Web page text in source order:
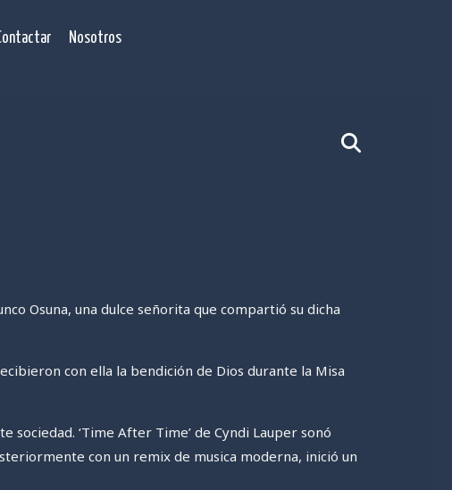
Nosotros
Osuna, una dulce señorita que compartió su dicha
con ella la bendición de Dios durante la Misa
sociedad. ‘Time After Time’ de Cyndi Lauper sonó
con un remix de musica moderna, inició un